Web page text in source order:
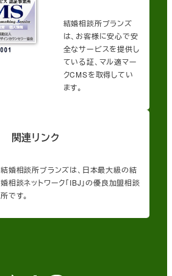
結婚相談所ブランズ
は、お客様に安心で安
全なサービスを提供し
ている証、マル適マー
クCMSを取得してい
ます。
関連リンク
結婚相談所ブランズは、日本最大級の結
婚相談ネットワーク「IBJ」の優良加盟相談
所です。